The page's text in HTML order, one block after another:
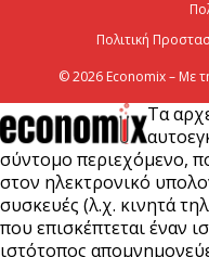
Πολιτική
© 2026 Economix – Με
Τα
σύντομο περιεχόμενο,
στον ηλεκτρονικό
συσκευές (λ.χ. κινητά
που επισκέπτεται έναν
ιστότοπος